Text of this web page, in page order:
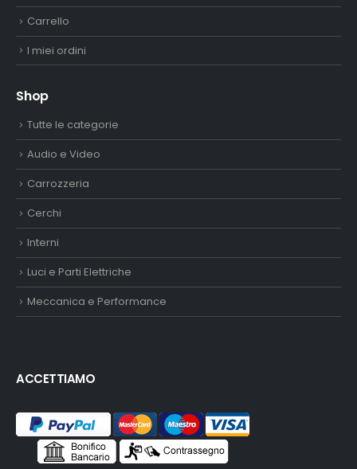
Carrello
I miei ordini
Shop
Tutte le categorie
Audio e Video
Carrozzeria
Cerchi
Interni
Luci e Parti Elettriche
Meccanica e Performance
ACCETTIAMO